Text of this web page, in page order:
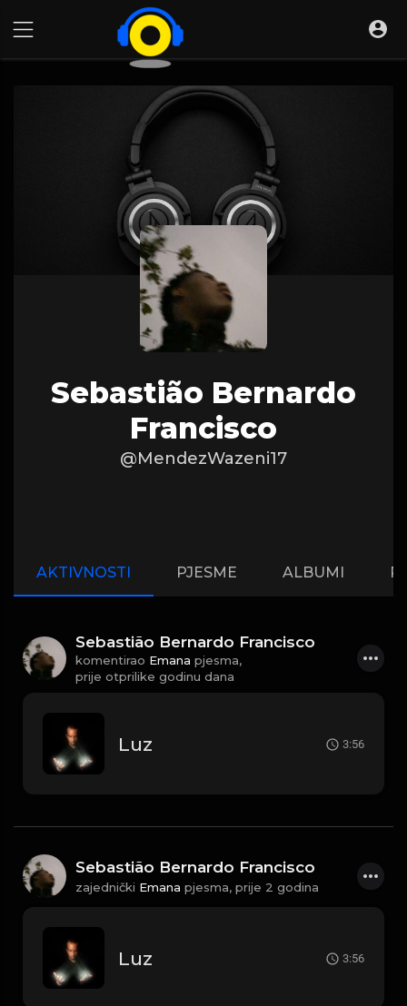
Sebastião Bernardo
Francisco
@MendezWazeni17
AKTIVNOSTI PJESME ALBUMI
Sebastião Bernardo Francisco
komentirao Emana pjesma,
prije otprilike godinu dana
Luz 3:56
Sebastião Bernardo Francisco
zajednički Emana pjesma, prije 2 godina
Luz 3:56